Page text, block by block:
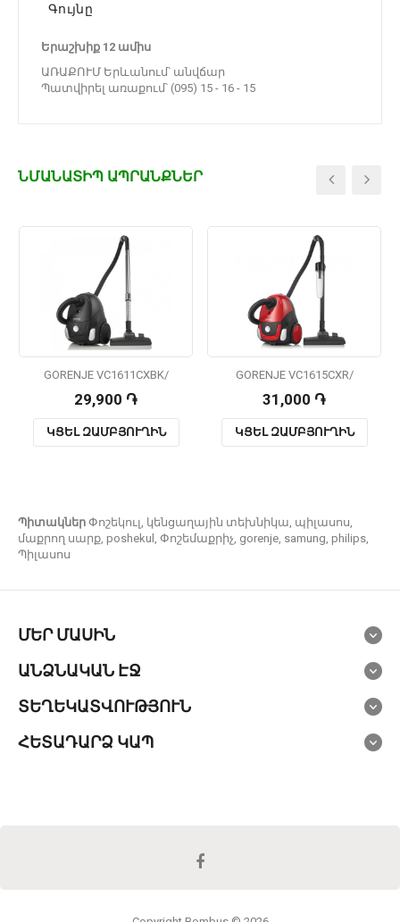
Գույնը
Երաշխիք 12 ամիս
ԱՌԱՔՈՒՄ Երևանում՝ անվճար
Պատվիրել առաքում՝ (095) 15 - 16 - 15
ՆՄԱՆԱՏԻՊ ԱՊՐԱՆՔՆԵՐ
GORENJE VC1611CXBK/
29,900 ֏
ԿՑԵԼ ԶԱՄԲՅՈՒՂԻՆ
GORENJE VC1615CXR/
31,000 ֏
ԿՑԵԼ ԶԱՄԲՅՈՒՂԻՆ
Պիտակներ Փոշեկուլ կենցաղային տեխնիկա պիլասոս
մաքրող սարք poshekul Փոշեմաքրիչ gorenje samung philips
Պիլասոս
ՄԵՐ ՄԱՍԻՆ
ԱՆՁՆԱԿԱՆ ԷՋ
ՏԵՂԵԿԱՏՎՈՒԹՅՈՒՆ
ՀԵՏԱԴԱՐՁ ԿԱՊ